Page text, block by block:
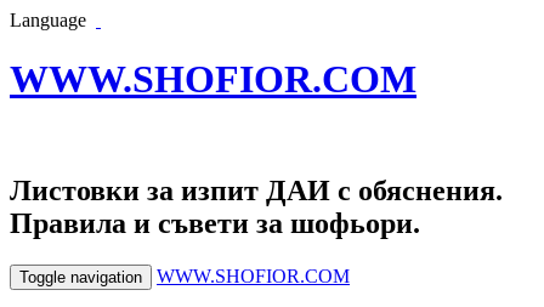
Language
WWW.SHOFIOR.COM
Листовки за изпит ДАИ с обяснения.
Правила и съвети за шофьори.
Toggle navigation WWW.SHOFIOR.COM